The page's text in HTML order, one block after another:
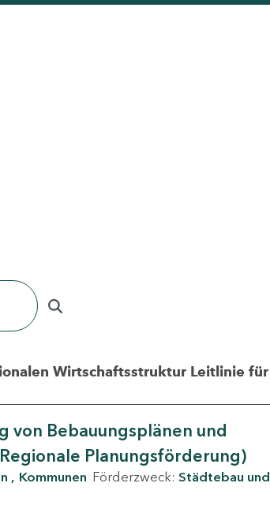
Wirtschaftsstruktur Leitlinie für
von Bebauungsplänen und
Planungsförderung)
Kommunen Förderzweck: Städtebau und